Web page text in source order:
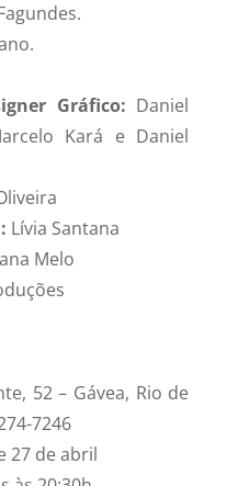
Gráfico: Daniel
Kará e Daniel
Lívia Santana
Melo
52 – Gávea, Rio de
7246
27 de abril